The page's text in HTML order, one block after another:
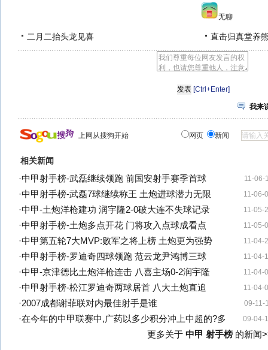
无聊
二月二抬头龙见喜 直击归真堂养
[Ctrl+Enter]
我来
上网从搜狗开始 网页 新闻
相关新闻
11-06-
·中甲射手榜-武磊继续领跑 前国安射手赛季首球
11-06-
·中甲射手榜-武磊7球继续称王 土炮进球潜力无限
11-05-
·中甲-土炮洋枪建功 润宇隆2-0破大连不失球记录
11-05-
·中甲射手榜-土炮多点开花 门将攻入点球成看点
11-04-
·中甲第五轮7大MVP:败军之将上榜 土炮更为强势
11-04-
·中甲射手榜-罗迪奇四球领跑 范云龙尹鸿博三球
11-04-
·中甲-京津德比土炮洋枪连击 八喜主场0-2润宇隆
11-04-
·中甲射手榜-松江罗迪奇两球居首 八大土炮直追
09-11-
·2007成都谢菲联对内最佳射手是谁
09-04-
·在今年的中甲联赛中,广药以多少积分冲上中超的?多
更多关于 中甲 射手榜的新闻